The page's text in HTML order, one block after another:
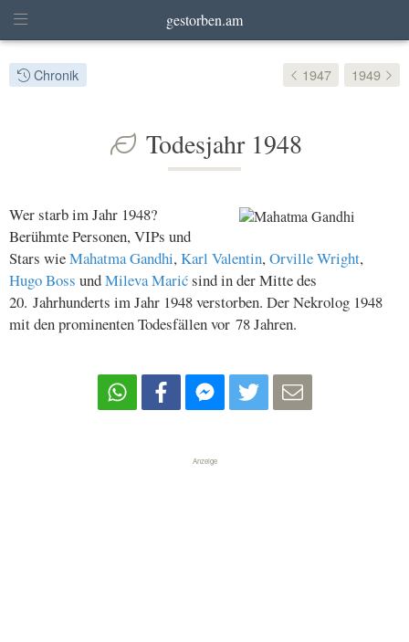
gestorben.am
Chronik 1947 1949
Todesjahr 1948
Wer starb im Jahr 1948?
Berühmte Personen, VIPs und
Stars wieMahatma Gandhi,Karl Valentin,Orville Wright,
Hugo Boss undMileva Marićsind in der Mitte des
20. Jahrhunderts im Jahr 1948 verstorben. Der Nekrolog 1948
mit den prominenten Todesfällen vor 78 Jahren.